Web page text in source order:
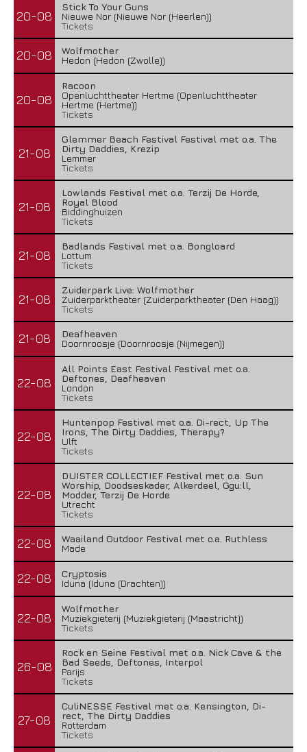
20-08
Stick To Your Guns
Nieuwe Nor (Nieuwe Nor (Heerlen))
Tickets
20-08
Wolfmother
Hedon (Hedon (Zwolle))
20-08
Racoon
Openluchttheater Hertme (Openluchttheater
Hertme (Hertme))
Tickets
21-08
Glemmer Beach Festival Festival met o.a. The
Dirty Daddies, Krezip
Lemmer
Tickets
21-08
Lowlands Festival met o.a. Terzij De Horde,
Royal Blood
Biddinghuizen
Tickets
21-08
Badlands Festival met o.a. Bongloard
Lottum
Tickets
21-08
Zuiderpark Live: Wolfmother
Zuiderparktheater (Zuiderparktheater (Den Haag))
Tickets
21-08
Deafheaven
Doornroosje (Doornroosje (Nijmegen))
22-08
All Points East Festival Festival met o.a.
Deftones, Deafheaven
London
Tickets
22-08
Huntenpop Festival met o.a. Di-rect, Up The
Irons, The Dirty Daddies, Therapy?
Ulft
Tickets
22-08
DUISTER COLLECTIEF Festival met o.a. Sun
Worship, Doodseskader, Alkerdeel, Ggu:ll,
Modder, Terzij De Horde
Utrecht
Tickets
22-08
Waailand Outdoor Festival met o.a. Ruthless
Made
22-08
Cryptosis
Iduna (Iduna (Drachten))
22-08
Wolfmother
Muziekgieterij (Muziekgieterij (Maastricht))
Tickets
26-08
Rock en Seine Festival met o.a. Nick Cave & the
Bad Seeds, Deftones, Interpol
Parijs
Tickets
27-08
CuliNESSE Festival met o.a. Kensington, Di-
rect, The Dirty Daddies
Rotterdam
Tickets